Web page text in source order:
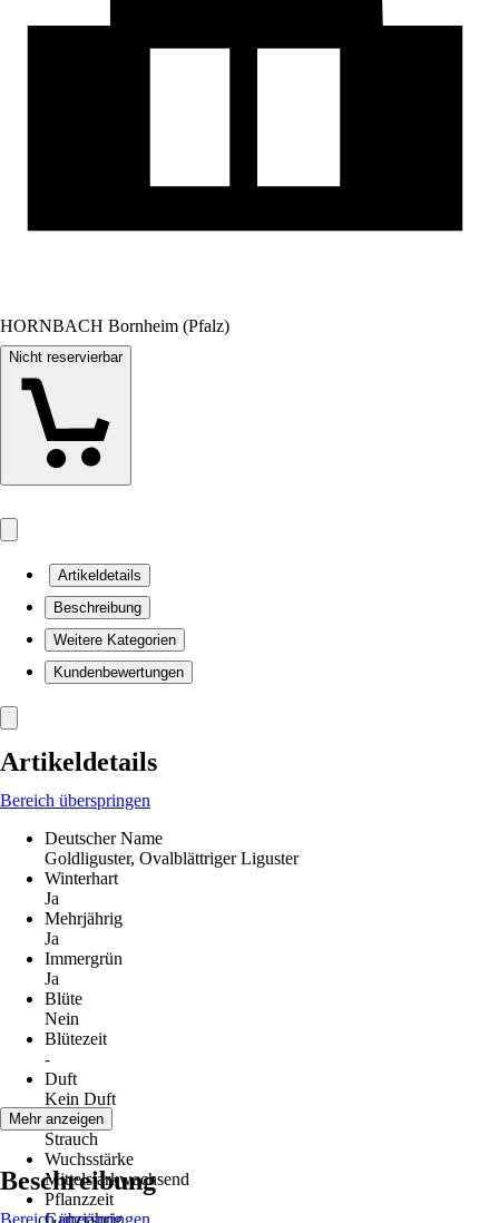
HORNBACH Bornheim (Pfalz)
Nicht reservierbar
Artikeldetails
Beschreibung
Weitere Kategorien
Kundenbewertungen
Artikeldetails
Bereich überspringen
Deutscher Name
Goldliguster, Ovalblättriger Liguster
Winterhart
Ja
Mehrjährig
Ja
Immergrün
Ja
Blüte
Nein
Blütezeit
-
Duft
Kein Duft
Wuchs
Strauch
Wuchsstärke
Mittelstarkwachsend
Pflanzzeit
Ganzjährig
Mehr anzeigen
Beschreibung
Bereich überspringen